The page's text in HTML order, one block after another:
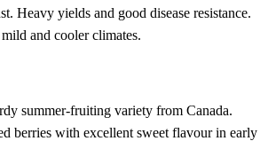
Heavy yields and good disease resistance.
and cooler climates.
summer-fruiting variety from Canada.
berries with excellent sweet flavour in early